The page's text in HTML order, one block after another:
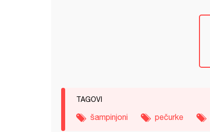
TAGOVI
šampinjoni pečurke